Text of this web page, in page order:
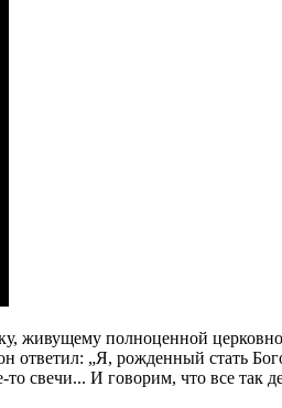
живущему полноценной
„Я, рожденный стать
свечи... И говорим, что все так